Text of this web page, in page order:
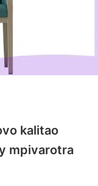
kalitao
mpivarotra